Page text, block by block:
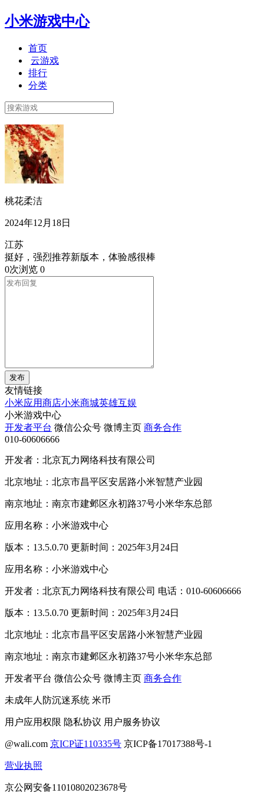
小米游戏中心
首页
云游戏
排行
分类
桃花柔洁
2024年12月18日
江苏
挺好，强烈推荐新版本，体验感很棒
0次浏览 0
发布
友情链接
小米应用商店小米商城英雄互娱
小米游戏中心
开发者平台 微信公众号 微博主页 商务合作
010-60606666
开发者：北京瓦力网络科技有限公司
北京地址：北京市昌平区安居路小米智慧产业园
南京地址：南京市建邺区永初路37号小米华东总部
应用名称：小米游戏中心
版本：13.5.0.70 更新时间：2025年3月24日
应用名称：小米游戏中心
开发者：北京瓦力网络科技有限公司 电话：010-60606666
版本：13.5.0.70 更新时间：2025年3月24日
北京地址：北京市昌平区安居路小米智慧产业园
南京地址：南京市建邺区永初路37号小米华东总部
开发者平台 微信公众号 微博主页 商务合作
未成年人防沉迷系统 米币
用户应用权限 隐私协议 用户服务协议
@wali.com 京ICP证110335号 京ICP备17017388号-1
营业执照
京公网安备11010802023678号